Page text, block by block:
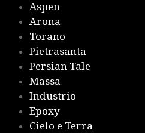
Aspen
Arona
Torano
Pietrasanta
Persian Tale
Massa
Industrio
Epoxy
Cielo e Terra